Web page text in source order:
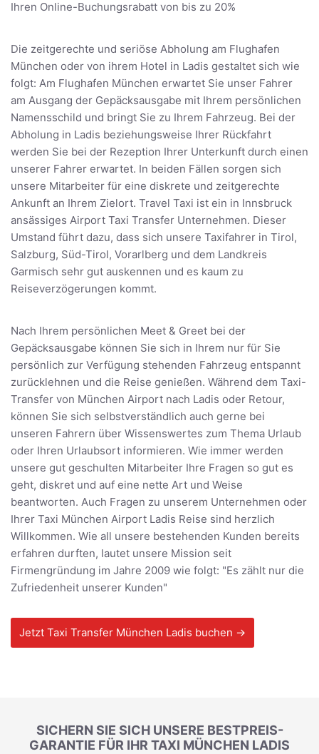
Ihren Online-Buchungsrabatt von bis zu 20%
Die zeitgerechte und seriöse Abholung am Flughafen
München oder von ihrem Hotel in Ladis gestaltet sich wie
folgt: Am Flughafen München erwartet Sie unser Fahrer
am Ausgang der Gepäcksausgabe mit Ihrem persönlichen
Namensschild und bringt Sie zu Ihrem Fahrzeug. Bei der
Abholung in Ladis beziehungsweise Ihrer Rückfahrt
werden Sie bei der Rezeption Ihrer Unterkunft durch einen
unserer Fahrer erwartet. In beiden Fällen sorgen sich
unsere Mitarbeiter für eine diskrete und zeitgerechte
Ankunft an Ihrem Zielort. Travel Taxi ist ein in Innsbruck
ansässiges Airport Taxi Transfer Unternehmen. Dieser
Umstand führt dazu, dass sich unsere Taxifahrer in Tirol,
Salzburg, Süd-Tirol, Vorarlberg und dem Landkreis
Garmisch sehr gut auskennen und es kaum zu
Reiseverzögerungen kommt.
Nach Ihrem persönlichen Meet & Greet bei der
Gepäcksausgabe können Sie sich in Ihrem nur für Sie
persönlich zur Verfügung stehenden Fahrzeug entspannt
zurücklehnen und die Reise genießen. Während dem Taxi-
Transfer von München Airport nach Ladis oder Retour,
können Sie sich selbstverständlich auch gerne bei
unseren Fahrern über Wissenswertes zum Thema Urlaub
oder Ihren Urlaubsort informieren. Wie immer werden
unsere gut geschulten Mitarbeiter Ihre Fragen so gut es
geht, diskret und auf eine nette Art und Weise
beantworten. Auch Fragen zu unserem Unternehmen oder
Ihrer Taxi München Airport Ladis Reise sind herzlich
Willkommen. Wie all unsere bestehenden Kunden bereits
erfahren durften, lautet unsere Mission seit
Firmengründung im Jahre 2009 wie folgt: "Es zählt nur die
Zufriedenheit unserer Kunden"
Jetzt Taxi Transfer München Ladis buchen →
SICHERN SIE SICH UNSERE BESTPREIS-
GARANTIE FÜR IHR TAXI MÜNCHEN LADIS